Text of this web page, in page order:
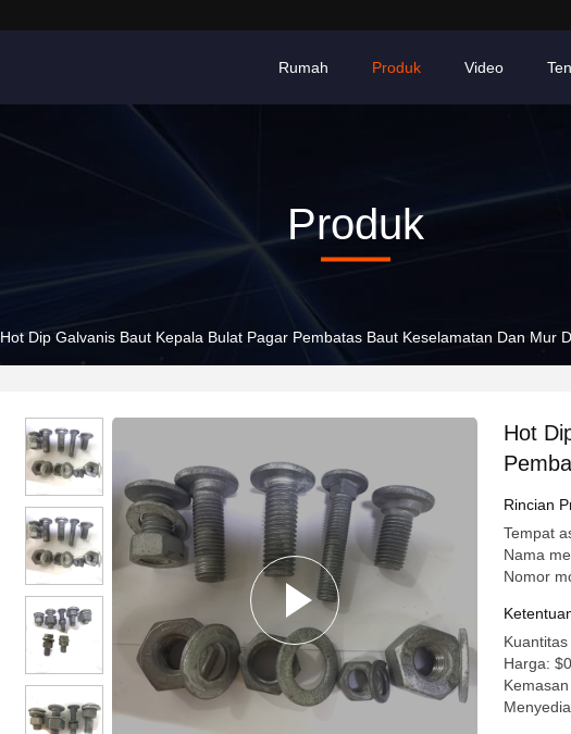
Rumah Produk Video
Produk
Hot Dip Galvanis Baut Kepala Bulat Pagar Pembatas Baut Keselamatan Dan Mur
Hot
Cuci
Rincian
Tempat
Nama
Nomor
Harga: